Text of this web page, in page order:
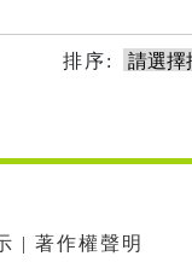
排序:
| 著作權聲明